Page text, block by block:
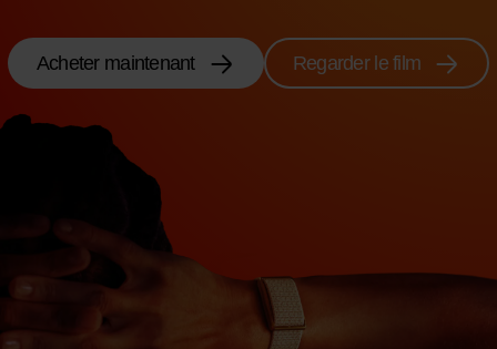
Acheter maintenant Regarder le film